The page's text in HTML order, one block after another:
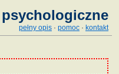
psychologiczne
pełny opis · pomoc · kontakt